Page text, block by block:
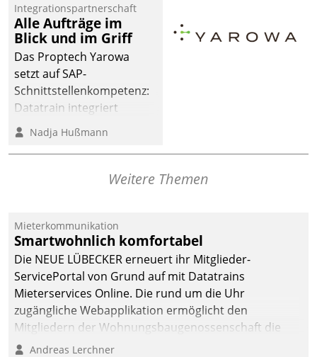
passende Fragen und
Schlagworte auswirft.
Eine intuitive
Dialogführung ermöglicht
dem externen
Serviceteam, Anrufe von
Mietenden zügiger und
effizienter zu bearbeiten.
Integrationspartnerschaft
Alle Aufträge im
Blick und im Griff
Das Proptech Yarowa
setzt auf SAP-
Schnittstellenkompetenz:
Datatrain integriert
Yarowas Portal zur
Vergabe und Verwaltung
von Aufträgen der
deutscher
Wohnungsunternehmen
– und beschleunigt damit
den Weg vom
Mieteranliegen zum
Dienstleisterauftrag.
Nadja Hußmann
Weitere Themen
Mieterkommunikation
Smartwohnlich komfortabel
Die NEUE LÜBECKER erneuert ihr Mitglieder-
ServicePortal von Grund auf mit Datatrains
Mieterservices Online. Die rund um die Uhr
zugängliche Webapplikation ermöglicht den
Mitgliedern der Wohnungs­bau­genossenschaft die
Kontaktaufnahme per Smartphone, Tablet oder PC.
Andreas Lerchner